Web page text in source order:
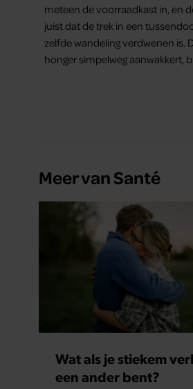
meteen de voorraadkast in, en
juist dat de trek in een
zelfde wandeling verdwenen is.
honger simpelweg aanwakkert,
Meer van Santé
Wat als je stiekem
een ander bent?